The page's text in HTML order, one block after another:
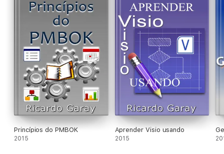
Princípios do PMBOK
2015
Aprender Visio usando
2015